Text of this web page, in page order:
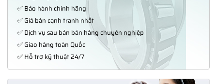
✅ Bảo hành chính hãng
✅ Giá bán cạnh tranh nhất
✅ Dịch vụ sau bán bán hàng chuyên nghiệp
✅ Giao hàng toàn Quốc
✅ Hỗ trợ kỹ thuật 24/7